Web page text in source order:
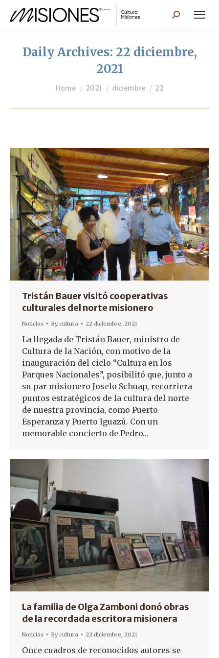
Search:
Daily Archives: 22 diciembre,
2021
You are here:
Home 2021 diciembre 22
Tristán Bauer visitó cooperativas
culturales del norte misionero
Noticias Bycultura 22 diciembre, 2021
La llegada de Tristán Bauer, ministro de
Cultura de la Nación, con motivo de la
inauguración del ciclo “Cultura en los
Parques Nacionales”, posibilitó que, junto a
su par misionero Joselo Schuap, recorriera
puntos estratégicos de la cultura del norte
de nuestra provincia, como Puerto
Esperanza y Puerto Iguazú. Con un
memorable concierto de Pedro…
La familia de Olga Zamboni donó obras
de la recordada escritora misionera
Noticias Bycultura 22 diciembre, 2021
Once cuadros de reconocidos autores se